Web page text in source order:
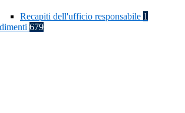
Recapiti dell'ufficio responsabile 1
679